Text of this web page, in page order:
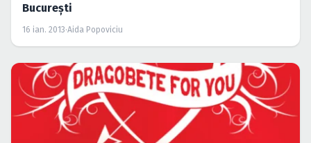
Bucureşti
16 ian. 2013·Aida Popoviciu